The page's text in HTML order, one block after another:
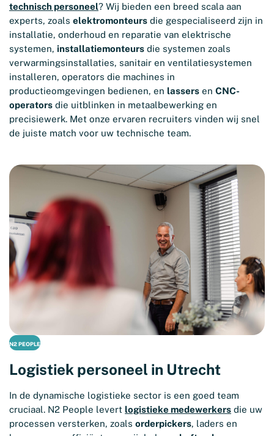
technisch personeel? Wij bieden een breed scala aan
experts, zoals elektromonteurs die gespecialiseerd zijn in
installatie, onderhoud en reparatie van elektrische
systemen, installatiemonteurs die systemen zoals
verwarmingsinstallaties, sanitair en ventilatiesystemen
installeren, operators die machines in
productieomgevingen bedienen, en lassers en CNC-
operators die uitblinken in metaalbewerking en
precisiewerk. Met onze ervaren recruiters vinden wij snel
de juiste match voor uw technische team.
N2 PEOPLE
Logistiek personeel in Utrecht
In de dynamische logistieke sector is een goed team
cruciaal. N2 People levert logistieke medewerkers die uw
processen versterken, zoals orderpickers, laders en